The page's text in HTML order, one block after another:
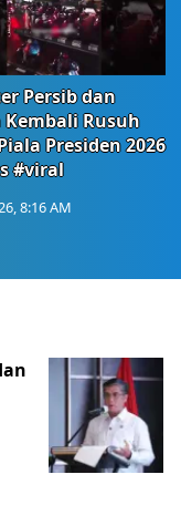
Persib dan
Kembali Rusuh
Presiden 2026
#viral
8:16 AM